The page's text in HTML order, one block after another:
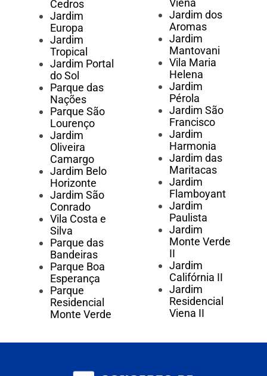
Cedros
Jardim
Europa
Jardim
Tropical
Jardim Portal
do Sol
Parque das
Nações
Parque São
Lourenço
Jardim
Oliveira
Camargo
Jardim Belo
Horizonte
Jardim São
Conrado
Vila Costa e
Silva
Parque das
Bandeiras
Parque Boa
Esperança
Parque
Residencial
Monte Verde
Viena
Jardim dos
Aromas
Jardim
Mantovani
Vila Maria
Helena
Jardim
Pérola
Jardim São
Francisco
Jardim
Harmonia
Jardim das
Maritacas
Jardim
Flamboyant
Jardim
Paulista
Jardim
Monte Verde
II
Jardim
Califórnia II
Jardim
Residencial
Viena II